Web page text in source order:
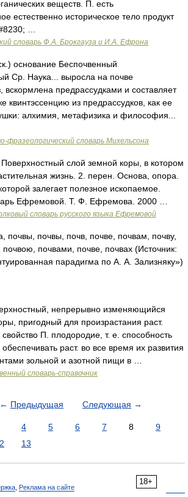
веществ. П. есть
естественно историческое тело продукт
…
словарь Ф.А. Брокгауза и И.А. Ефрона
основание Беспочвенный
Ср. Наука... выросла на почве
вскормлена предрассудками и составляет
квинтэссенцию из предрассудков, как ее
алхимия, метафизика и философия...
фразеологический словарь Михельсона
слой земной коры, в котором
жизнь. 2. перен. Основа, опора.
залегает полезное ископаемое.
Ефремовой. Т. Ф. Ефремова. 2000 …
словарь русского языка Ефремовой
почвы, почвы, почв, почве, почвам, почву,
почвою, почвами, почве, почвах (Источник:
парадигма по А. А. Зализняку»)
непрерывно изменяющийся
пригодный для произрастания раст.
П. плодородие, т. е. способность
раст. во все время их развития
зольной и азотной пищи в …
словарь-справочник
← Предыдущая Следующая →
4 5 6 7 8
9
13
18+
Реклама на сайте